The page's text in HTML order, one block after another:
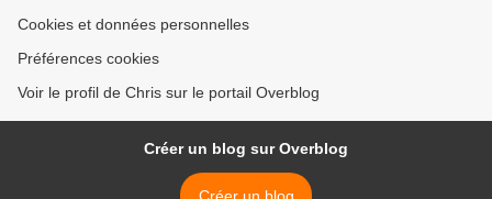
Cookies et données personnelles
Préférences cookies
Voir le profil de Chris sur le portail Overblog
Créer un blog sur Overblog